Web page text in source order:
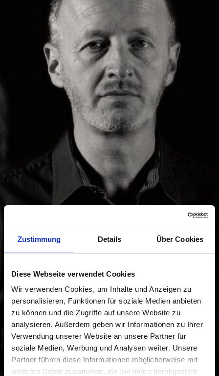
Zustimmung Details Über Cookies
Diese Webseite verwendet Cookies
Wir verwenden Cookies, um Inhalte und Anzeigen zu
personalisieren, Funktionen für soziale Medien anbieten
zu können und die Zugriffe auf unsere Website zu
analysieren. Außerdem geben wir Informationen zu Ihrer
Verwendung unserer Website an unsere Partner für
soziale Medien, Werbung und Analysen weiter. Unsere
Partner führen diese Informationen möglicherweise mit
weiteren Daten zusammen, die Sie ihnen bereitgestellt